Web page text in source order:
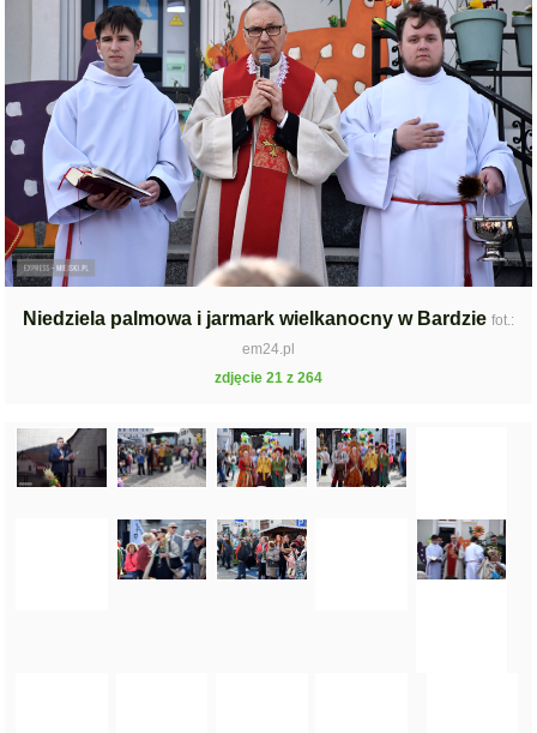
Niedziela palmowa i jarmark wielkanocny w Bardzie fot.:
em24.pl
zdjęcie 21 z 264